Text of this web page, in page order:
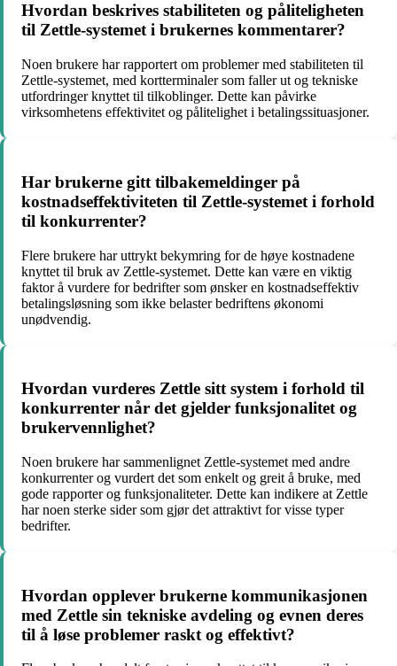
Hvordan beskrives stabiliteten og påliteligheten
til Zettle-systemet i brukernes kommentarer?
Noen brukere har rapportert om problemer med stabiliteten til
Zettle-systemet, med kortterminaler som faller ut og tekniske
utfordringer knyttet til tilkoblinger. Dette kan påvirke
virksomhetens effektivitet og pålitelighet i betalingssituasjoner.
Har brukerne gitt tilbakemeldinger på
kostnadseffektiviteten til Zettle-systemet i forhold
til konkurrenter?
Flere brukere har uttrykt bekymring for de høye kostnadene
knyttet til bruk av Zettle-systemet. Dette kan være en viktig
faktor å vurdere for bedrifter som ønsker en kostnadseffektiv
betalingsløsning som ikke belaster bedriftens økonomi
unødvendig.
Hvordan vurderes Zettle sitt system i forhold til
konkurrenter når det gjelder funksjonalitet og
brukervennlighet?
Noen brukere har sammenlignet Zettle-systemet med andre
konkurrenter og vurdert det som enkelt og greit å bruke, med
gode rapporter og funksjonaliteter. Dette kan indikere at Zettle
har noen sterke sider som gjør det attraktivt for visse typer
bedrifter.
Hvordan opplever brukerne kommunikasjonen
med Zettle sin tekniske avdeling og evnen deres
til å løse problemer raskt og effektivt?